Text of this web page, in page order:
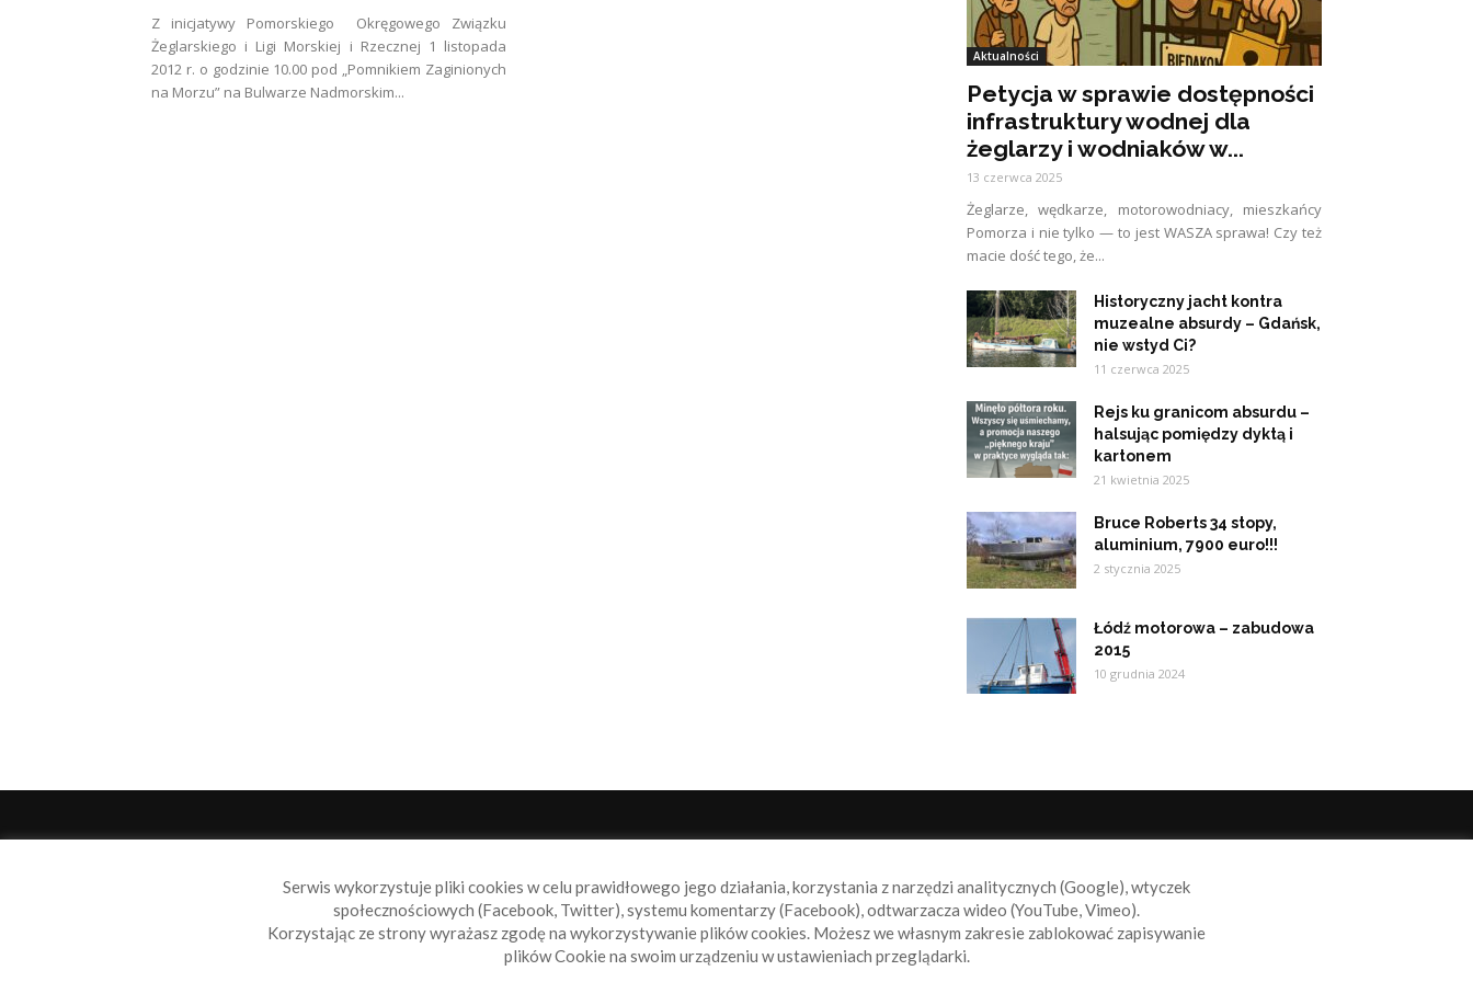
Z inicjatywy Pomorskiego Okręgowego Związku
Żeglarskiego i Ligi Morskiej i Rzecznej 1 listopada
2012 r. o godzinie 10.00 pod „Pomnikiem Zaginionych
na Morzu” na Bulwarze Nadmorskim...
Aktualności
Petycja w sprawie dostępności
infrastruktury wodnej dla
żeglarzy i wodniaków w...
13 czerwca 2025
Żeglarze, wędkarze, motorowodniacy, mieszkańcy
Pomorza i nie tylko — to jest WASZA sprawa! Czy też
macie dość tego, że...
Historyczny jacht kontra
muzealne absurdy – Gdańsk,
nie wstyd Ci?
11 czerwca 2025
Rejs ku granicom absurdu –
halsując pomiędzy dyktą i
kartonem
21 kwietnia 2025
Bruce Roberts 34 stopy,
aluminium, 7900 euro!!!
2 stycznia 2025
Łódź motorowa – zabudowa
2015
10 grudnia 2024
Sailbook.pl to miejsce dla wszystkich, którzy szukają aktualnych
wiadomości ze świata żeglarstwa, świata motorowodniactwa i
nie tylko.
Serwis wykorzystuje pliki cookies w celu prawidłowego jego działania, korzystania z narzędzi analitycznych (Google), wtyczek
społecznościowych (Facebook, Twitter), systemu komentarzy (Facebook), odtwarzacza wideo (YouTube, Vimeo).
Korzystając ze strony wyrażasz zgodę na wykorzystywanie plików cookies. Możesz we własnym zakresie zablokować zapisywanie
plików Cookie na swoim urządzeniu w ustawieniach przeglądarki.